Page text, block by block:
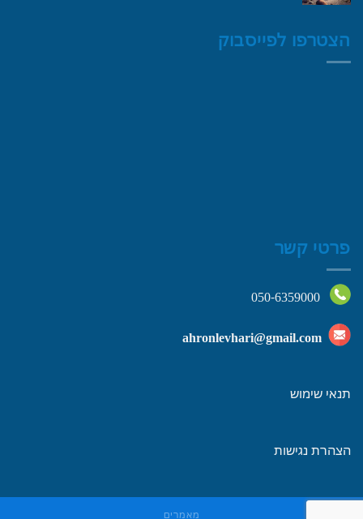
הצטרפו לפייסבוק
פרטי קשר
050-6359000
ahronlevhari@gmail.com
תנאי שימוש
הצהרת נגישות
מאמרים